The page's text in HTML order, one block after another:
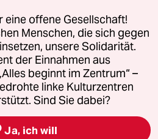
GmbH
Fragen oder für Genehmigungen
Kommune-Richtlinien
Impressum AGB
widerrufen (Ads)
offene Gesellschaft!
Menschen, die sich gegen
unsere Solidarität.
der Einnahmen aus
beginnt im Zentrum“ –
linke Kulturzentren
Sind Sie dabei?
Ja, ich will